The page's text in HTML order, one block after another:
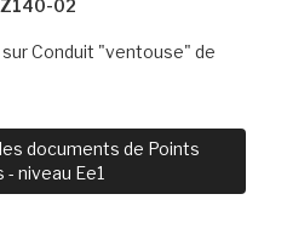
02
Conduit "ventouse" de
documents de Points
- niveau Ee1